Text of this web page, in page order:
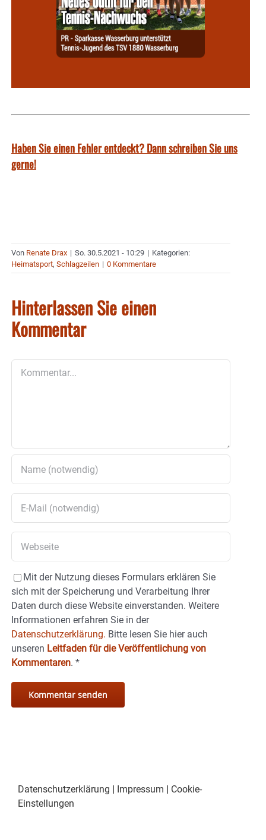
Haben Sie einen Fehler entdeckt? Dann schreiben Sie uns
gerne!
Von Renate Drax | So. 30.5.2021 - 10:29 | Kategorien:
Heimatsport, Schlagzeilen | 0 Kommentare
Hinterlassen Sie einen
Kommentar
Mit der Nutzung dieses Formulars erklären Sie
sich mit der Speicherung und Verarbeitung Ihrer
Daten durch diese Website einverstanden. Weitere
Informationen erfahren Sie in der
Datenschutzerklärung. Bitte lesen Sie hier auch
unseren Leitfaden für die Veröffentlichung von
Kommentaren. *
Datenschutzerklärung Impressum
Cookie-
Einstellungen